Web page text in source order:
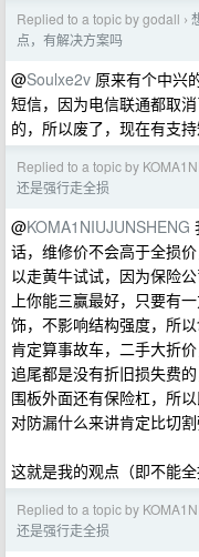
Replied to a topic by godall ›
点，有解决方案吗
@Soulxe2v 原来有个中兴
短信，因为电信联通都取
的，所以废了，现在有支持
Replied to a topic by
还是强行走全损
@KOMA1NIUJUNSHENG
话，维修价不会高于全损
以走黄牛试试，因为保险
上你能三赢最好，只要有
饰，不影响结构强度，所
肯定算事故车，二手大折
追尾都是没有折旧损失费
围板外面还有保险杠，所
对防漏什么来讲肯定比切割
这就是我的观点（即不能
Replied to a topic by
还是强行走全损